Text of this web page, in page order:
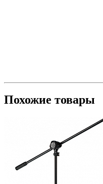
Похожие товары